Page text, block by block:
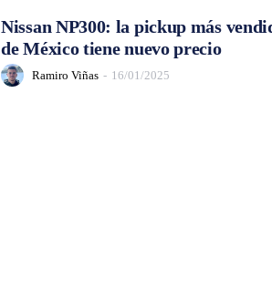
Nissan NP300: la pickup más
de México tiene nuevo precio
Ramiro Viñas - 16/01/2025